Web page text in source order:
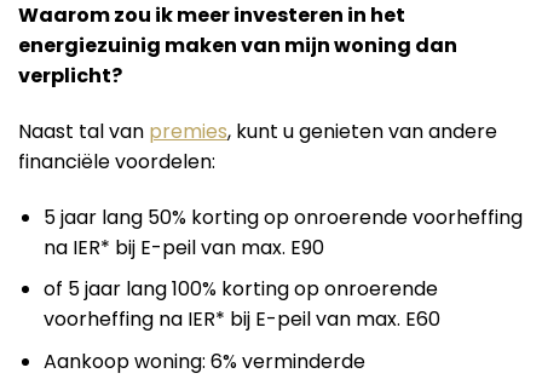
Waarom zou ik meer investeren in het
energiezuinig maken van mijn woning dan
verplicht?
Naast tal van premies, kunt u genieten van andere
financiële voordelen:
5 jaar lang 50% korting op onroerende voorheffing
na IER* bij E-peil van max. E90
of 5 jaar lang 100% korting op onroerende
voorheffing na IER* bij E-peil van max. E60
Aankoop woning: 6% verminderde